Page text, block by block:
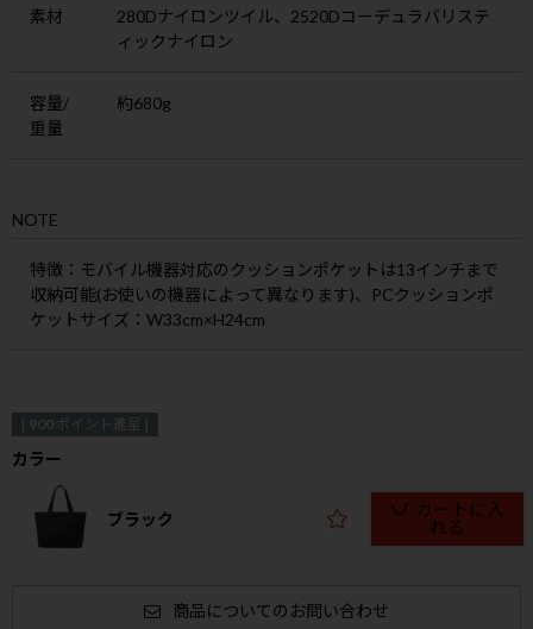
素材
280Dナイロンツイル、2520Dコーデュラバリステ
ィックナイロン
容量/
重量
約680g
NOTE
特徴 ：モバイル機器対応のクッションポケットは13インチまで
収納可能(お使いの機器によって異なります)、PCクッションポ
ケットサイズ：W33cm×H24cm
[ 900 ポイント進呈 ]
カラー
ブラック
カートに入
れる
商品についてのお問い合わせ